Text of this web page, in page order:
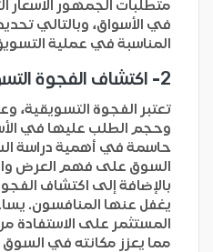
متطلبات الجمهور الأسعار
في الأسواق، وبالتالي
المناسبة في عملية
2- اكتشاف الفجوة التسويقية
تعتبر الفجوة التسويقية،
وحجم الطلب عليها في
حاسمة في أهمية دراسة
السوق على فهم العرض
بالإضافة إلى اكتشاف
يغفل عنها المنافسون.
المستثمر على الاستفادة
مما يعزز مكانته في